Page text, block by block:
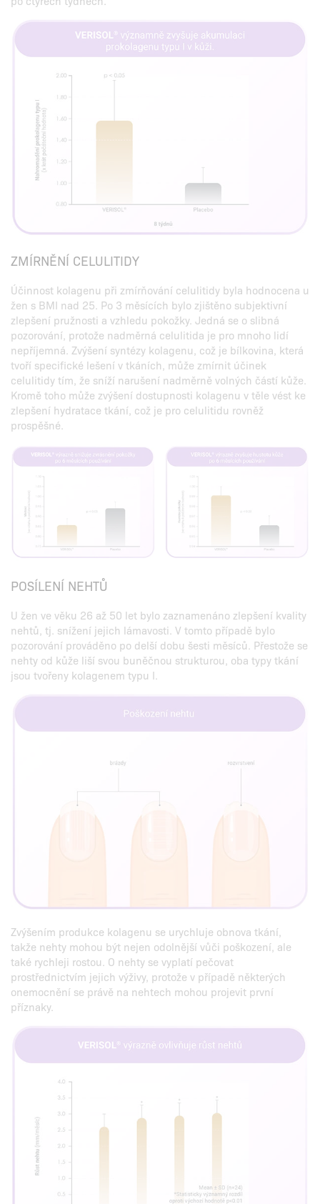
ZMÍRNĚNÍ CELULITIDY
Účinnost kolagenu při zmírňování celulitidy byla hodnocena u
žen s BMI nad 25. Po 3 měsících bylo zjištěno subjektivní
zlepšení pružnosti a vzhledu pokožky. Jedná se o slibná
pozorování, protože nadměrná celulitida je pro mnoho lidí
nepříjemná. Zvýšení syntézy kolagenu, což je bílkovina, která
tvoří specifické lešení v tkáních, může zmírnit účinek
celulitidy tím, že sníží narušení nadměrně volných částí kůže.
Kromě toho může zvýšení dostupnosti kolagenu v těle vést ke
zlepšení hydratace tkání, což je pro celulitidu rovněž
prospěšné.
POSÍLENÍ NEHTŮ
U žen ve věku 26 až 50 let bylo zaznamenáno zlepšení kvality
nehtů, tj. snížení jejich lámavosti. V tomto případě bylo
pozorování prováděno po delší dobu šesti měsíců. Přestože se
nehty od kůže liší svou buněčnou strukturou, oba typy tkání
jsou tvořeny kolagenem typu I.
Zvýšením produkce kolagenu se urychluje obnova tkání,
takže nehty mohou být nejen odolnější vůči poškození, ale
také rychleji rostou. O nehty se vyplatí pečovat
prostřednictvím jejich výživy, protože v případě některých
onemocnění se právě na nehtech mohou projevit první
příznaky.